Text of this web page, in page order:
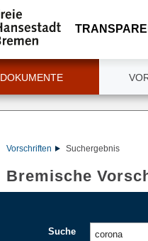
DOKUMENTE
Vorschriften Suchergebnis
Bremische
Suche